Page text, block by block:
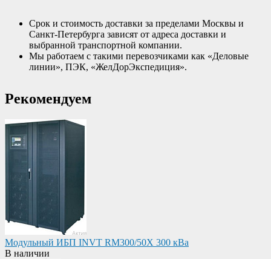
Срок и стоимость доставки за пределами Москвы и
Санкт-Петербурга зависят от адреса доставки и
выбранной транспортной компании.
Мы работаем с такими перевозчиками как «Деловые
линии», ПЭК, «ЖелДорЭкспедиция».
Рекомендуем
Модульный ИБП INVT RM300/50X 300 кВа
В наличии